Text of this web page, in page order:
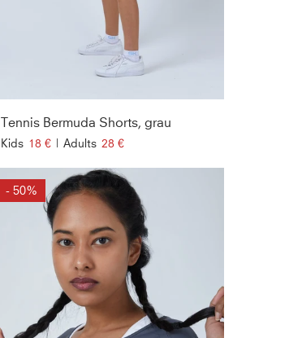
Tennis Bermuda Shorts, grau
Kids 18 € | Adults 28 €
- 50%